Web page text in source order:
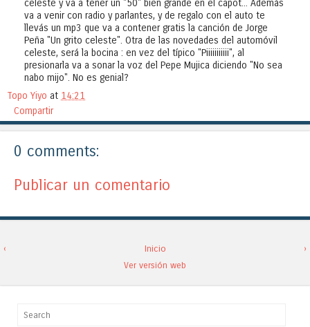
celeste y va a tener un "50" bien grande en el capot... Además
va a venir con radio y parlantes, y de regalo con el auto te
llevás un mp3 que va a contener gratis la canción de Jorge
Peña "Un grito celeste". Otra de las novedades del automóvil
celeste, será la bocina : en vez del típico "Piiiiiiiiiii", al
presionarla va a sonar la voz del Pepe Mujica diciendo "No sea
nabo mijo". No es genial?
Topo Yiyo at 14:21
Compartir
0 comments:
Publicar un comentario
‹ ›
Inicio
Ver versión web
Search